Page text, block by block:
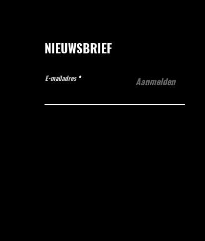
NIEUWSBRIEF
E-mailadres Aanmelden